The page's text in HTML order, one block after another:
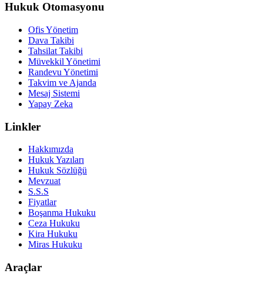
Hukuk Otomasyonu
Ofis Yönetim
Dava Takibi
Tahsilat Takibi
Müvekkil Yönetimi
Randevu Yönetimi
Takvim ve Ajanda
Mesaj Sistemi
Yapay Zeka
Linkler
Hakkımızda
Hukuk Yazıları
Hukuk Sözlüğü
Mevzuat
S.S.S
Fiyatlar
Boşanma Hukuku
Ceza Hukuku
Kira Hukuku
Miras Hukuku
Araçlar